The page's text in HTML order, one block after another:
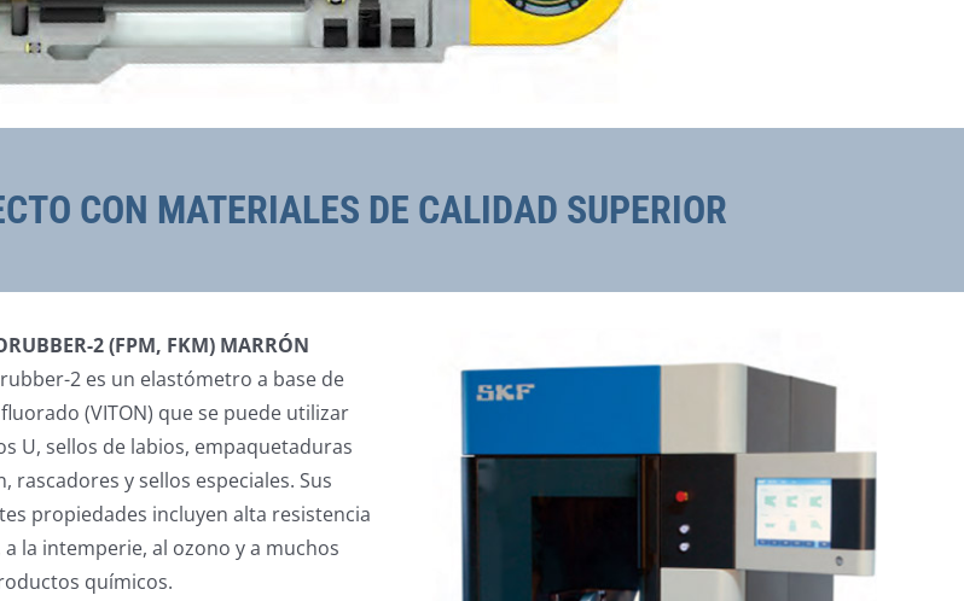
CON MATERIALES DE CALIDAD SUPERIOR
2 (FPM, FKM) MARRÓN
2 es un elastómetro a base de
(VITON) que se puede utilizar
U, sellos de labios, empaquetaduras
rascadores y sellos especiales. Sus
propiedades incluyen alta resistencia
a la intemperie, al ozono y a muchos
químicos.